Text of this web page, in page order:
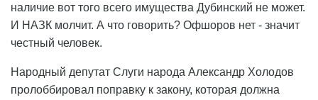
наличие вот того всего имущества Дубинский не может.
И НАЗК молчит. А что говорить? Офшоров нет - значит
честный человек.
Народный депутат Слуги народа Александр Холодов
пролоббировал поправку к закону, которая должна